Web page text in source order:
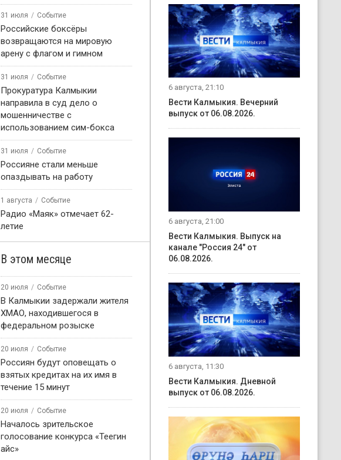
31 июля Событие
Российские боксёры
возвращаются на мировую
арену с флагом и гимном
31 июля Событие
Прокуратура Калмыкии
направила в суд дело о
мошенничестве с
использованием сим-бокса
31 июля Событие
Россияне стали меньше
опаздывать на работу
1 августа Событие
Радио «Маяк» отмечает 62-
летие
В этом месяце
20 июля Событие
В Калмыкии задержали жителя
ХМАО, находившегося в
федеральном розыске
20 июля Событие
Россиян будут оповещать о
взятых кредитах на их имя в
течение 15 минут
20 июля Событие
Началось зрительское
голосование конкурса «Теегин
айс»
6 августа, 21:10
Вести Калмыкия. Вечерний
выпуск от 06.08.2026.
6 августа, 21:00
Вести Калмыкия. Выпуск на
канале "Россия 24" от
06.08.2026.
6 августа, 11:30
Вести Калмыкия. Дневной
выпуск от 06.08.2026.